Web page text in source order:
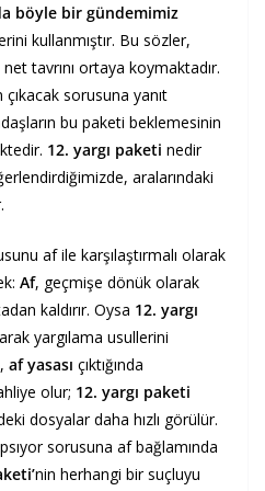
böyle bir gündemimiz
kullanmıştır. Bu sözler,
tavrını ortaya koymaktadır.
sorusuna yanıt
bu paketi beklemesinin
12. yargı paketi nedir
aralarındaki
af ile karşılaştırmalı olarak
Af, geçmişe dönük olarak
kaldırır. Oysa 12. yargı
yargılama usullerini
af yasası çıktığında
olur; 12. yargı paketi
dosyalar daha hızlı görülür.
sorusuna af bağlamında
nin herhangi bir suçluyu